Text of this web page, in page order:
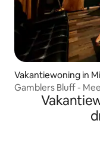
Vakantiewoning in
Gamblers Bluff -